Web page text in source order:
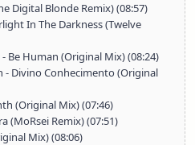
Digital Blonde Remix) (08:57)
In The Darkness (Twelve
Be Human (Original Mix) (08:24)
Divino Conhecimento (Original
(Original Mix) (07:46)
(MoRsei Remix) (07:51)
Mix) (08:06)